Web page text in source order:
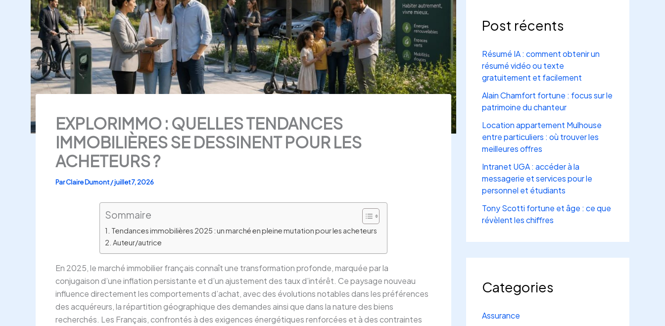
EXPLORIMMO : QUELLES TENDANCES
IMMOBILIÈRES SE DESSINENT POUR LES
ACHETEURS ?
ParClaire Dumont/juillet 7, 2026
Sommaire
Tendances immobilières 2025 : un marché en pleine mutation pour les acheteurs
Auteur/autrice
En 2025, le marché immobilier français connaît une transformation profonde, marquée par la
conjugaison d’une inflation persistante et d’un ajustement des taux d’intérêt. Ce paysage nouveau
influence directement les comportements d’achat, avec des évolutions notables dans les préférences
des acquéreurs, la répartition géographique des demandes ainsi que dans la nature des biens
recherchés. Les Français, confrontés à des exigences énergétiques renforcées et à des contraintes
Post récents
Résumé IA : comment obtenir un
résumé vidéo ou texte
gratuitement et facilement
Alain Chamfort fortune : focus sur le
patrimoine du chanteur
Location appartement Mulhouse
entre particuliers : où trouver les
meilleures offres
Intranet UGA : accéder à la
messagerie et services pour le
personnel et étudiants
Tony Scotti fortune et âge : ce que
révèlent les chiffres
Categories
Assurance